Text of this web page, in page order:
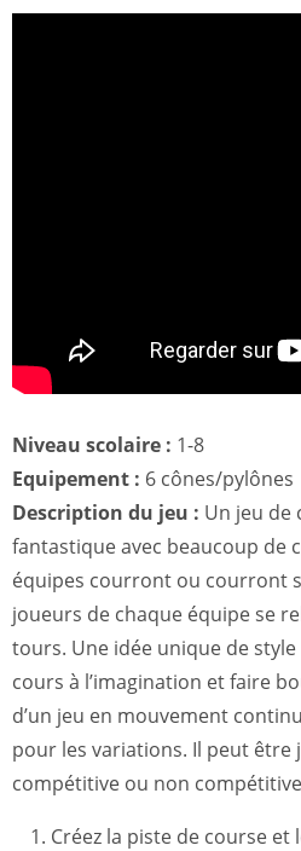
Niveau scolaire : 1-8
Equipement : 6 cônes/pylônes
Description du jeu : Un jeu de
fantastique avec beaucoup de
équipes courront ou courront
joueurs de chaque équipe se
tours. Une idée unique de
cours à l’imagination et faire
d’un jeu en mouvement
pour les variations. Il peut être
compétitive ou non
Créez la piste de course et